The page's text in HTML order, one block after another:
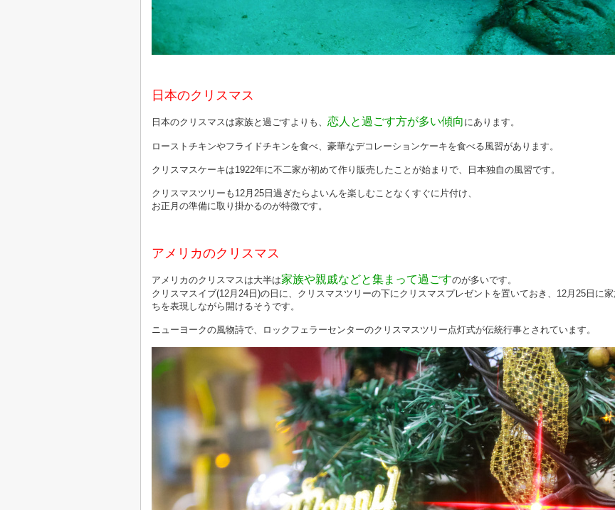
日本のクリスマス
日本のクリスマスは家族と過ごすよりも、 恋人と過ごす方が多い傾向 にあります。
ローストチキンやフライドチキンを食べ、豪華なデコレーションケーキを食べる風習があります。
クリスマスケーキは1922年に不二家が初めて作り販売したことが始まりで、日本独自の風習です。
クリスマスツリーも12月25日過ぎたらよいんを楽しむことなくすぐに片付け、
お正月の準備に取り掛かるのが特徴です。
アメリカのクリスマス
アメリカのクリスマスは大半は家族や親戚などと集まって過ごすのが多いです。
クリスマスイブ(12月24日)の日に、クリスマスツリーの下にクリスマスプレゼントを置いておき、12月25日に
ちを表現しながら開けるそうです。
ニューヨークの風物詩で、ロックフェラーセンターのクリスマスツリー点灯式が伝統行事とされています。